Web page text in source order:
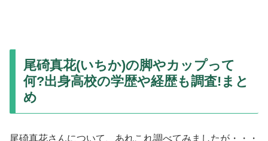
尾碕真花(いちか)の脚やカップって
何?出身高校の学歴や経歴も調査!まと
め
尾碕真花さんについて、あれこれ調べてみましたが・・・